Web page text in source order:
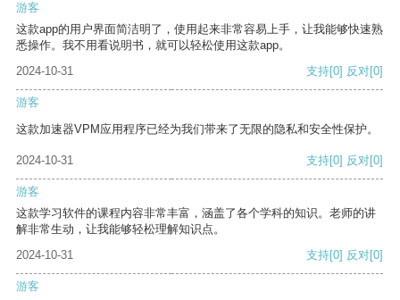
游客
这款app的用户界面简洁明了，使用起来非常容易上手，让我能够快速熟
悉操作。我不用看说明书，就可以轻松使用这款app。
2024-10-31
支持[0] 反对[0]
游客
这款加速器VPM应用程序已经为我们带来了无限的隐私和安全性保护。
2024-10-31 支持[0] 反对[0]
游客
这款学习软件的课程内容非常丰富，涵盖了各个学科的知识。老师的讲
解非常生动，让我能够轻松理解知识点。
2024-10-31
支持[0] 反对[0]
游客